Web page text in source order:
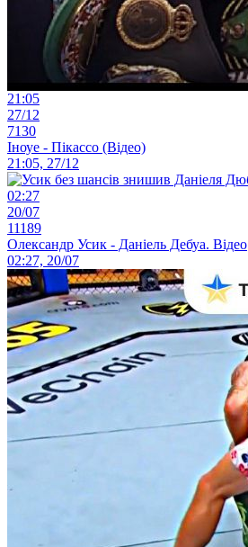
21:05
27/12
7130
Іноуе - Пікассо (Відео)
21:05, 27/12
02:27
20/07
11189
Олександр Усик - Даніель Дебуа. Відео
02:27, 20/07